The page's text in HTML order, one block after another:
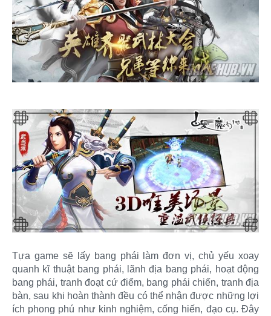
Tựa game sẽ lấy bang phái làm đơn vị, chủ yếu xoay
quanh kĩ thuật bang phái, lãnh địa bang phái, hoạt động
bang phái, tranh đoạt cứ điểm, bang phái chiến, tranh địa
bàn, sau khi hoàn thành đều có thể nhận được những lợi
ích phong phú như kinh nghiệm, cống hiến, đạo cụ. Đây